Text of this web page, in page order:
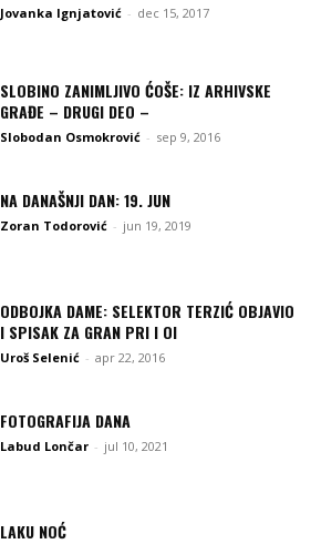
Jovanka Ignjatović - dec 15, 2017
SLOBINO ZANIMLJIVO ĆOŠE: IZ ARHIVSKE
GRAĐE – DRUGI DEO –
Slobodan Osmokrović - sep 9, 2016
NA DANAŠNJI DAN: 19. JUN
Zoran Todorović - jun 19, 2019
ODBOJKA DAME: SELEKTOR TERZIĆ OBJAVIO
I SPISAK ZA GRAN PRI I OI
Uroš Selenić - apr 22, 2016
FOTOGRAFIJA DANA
Labud Lončar - jul 10, 2021
LAKU NOĆ